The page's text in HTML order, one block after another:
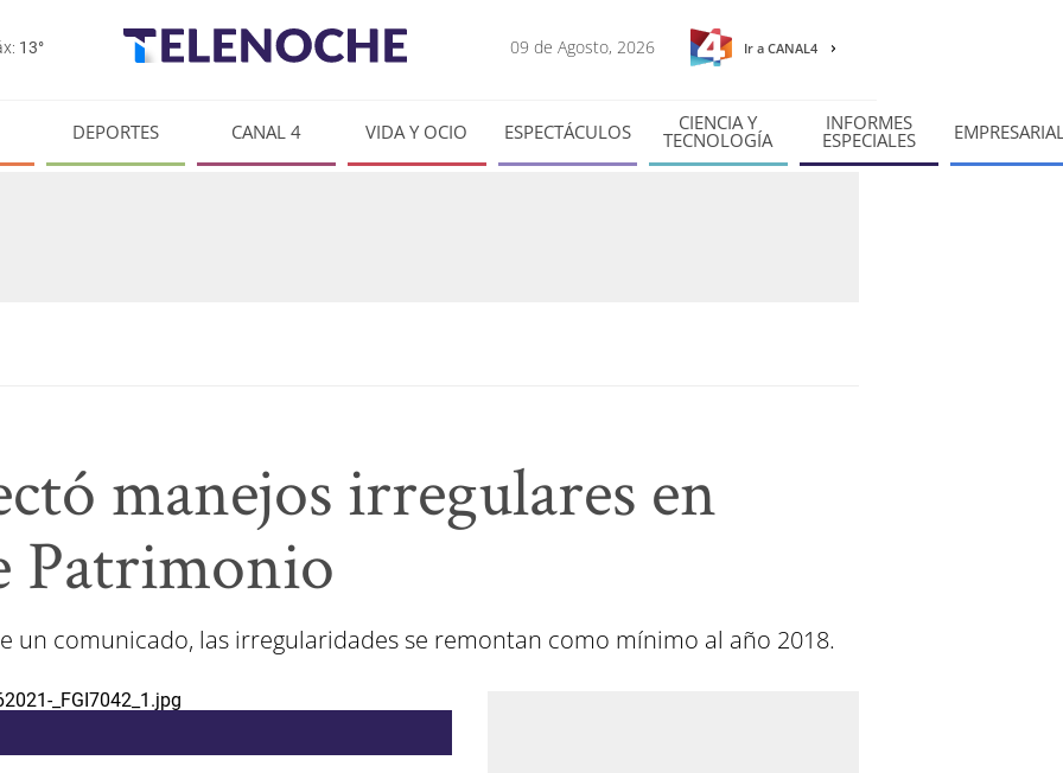
13° 09 de Agosto, 2026 Ir a CANAL4
DEPORTES CANAL 4 VIDA Y OCIO ESPECTÁCULOS CIENCIA Y
TECNOLOGÍA
INFORMES
ESPECIALES
manejos irregulares en
Patrimonio
un comunicado, las irregularidades se remontan como mínimo al año 2018.